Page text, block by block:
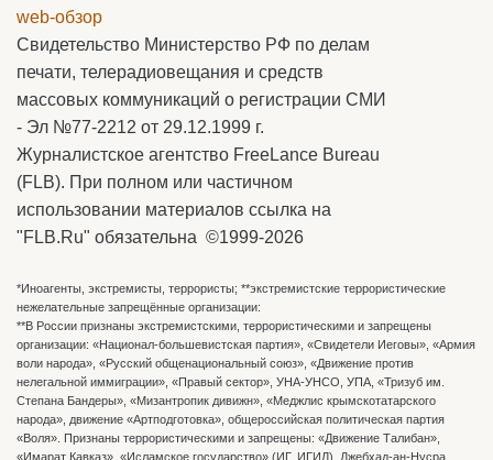
web-обзор
Свидетельство Министерство РФ по делам
печати, телерадиовещания и средств
массовых коммуникаций о регистрации СМИ
- Эл №77-2212 от 29.12.1999 г.
Журналистское агентство FreeLance Bureau
(FLB). При полном или частичном
использовании материалов ссылка на
"FLB.Ru" обязательна ©1999-2026
*Иноагенты, экстремисты, террористы; **экстремистские террористические
нежелательные запрещённые организации:
**В России признаны экстремистскими, террористическими и запрещены
организации: «Национал-большевистская партия», «Свидетели Иеговы», «Армия
воли народа», «Русский общенациональный союз», «Движение против
нелегальной иммиграции», «Правый сектор», УНА-УНСО, УПА, «Тризуб им.
Степана Бандеры», «Мизантропик дивижн», «Меджлис крымскотатарского
народа», движение «Артподготовка», общероссийская политическая партия
«Воля». Признаны террористическими и запрещены: «Движение Талибан»,
«Имарат Кавказ», «Исламское государство» (ИГ, ИГИЛ), Джебхад-ан-Нусра,